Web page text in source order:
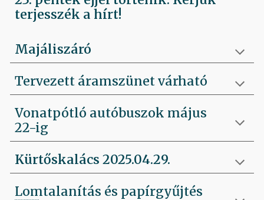
terjesszék a hírt!
Majáliszáró
Tervezett áramszünet várható
Vonatpótló autóbuszok május
22-ig
Kürtőskalács 2025.04.29.
Lomtalanítás és papírgyűjtés